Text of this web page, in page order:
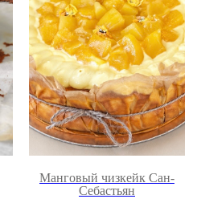
Манговый чизкейк Сан-
Себастьян